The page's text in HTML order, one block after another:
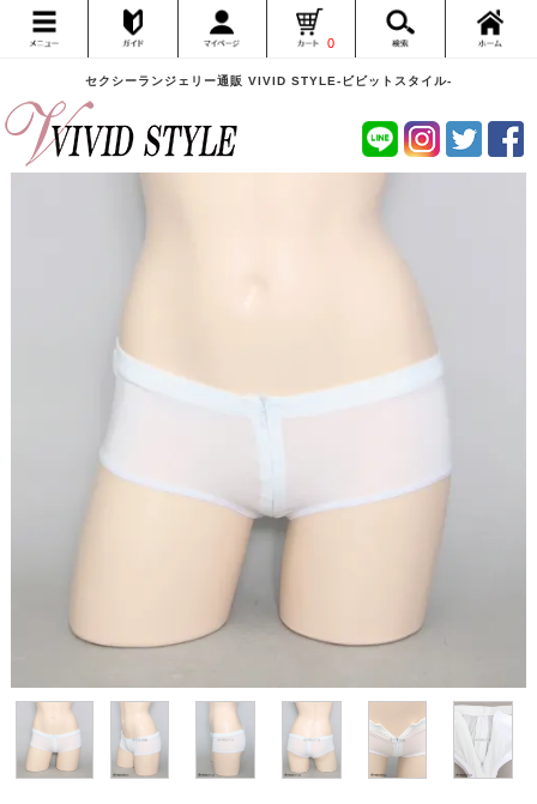
セクシーランジェリー通販 VIVID STYLE-ビビットスタイル-
0